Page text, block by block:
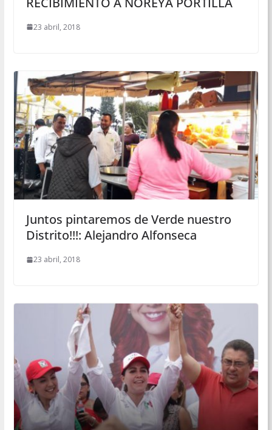
23 abril, 2018
Juntos pintaremos de Verde nuestro
Distrito!!!: Alejandro Alfonseca
23 abril, 2018